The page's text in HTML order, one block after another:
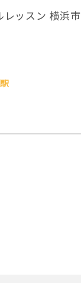
レッスン 横浜市